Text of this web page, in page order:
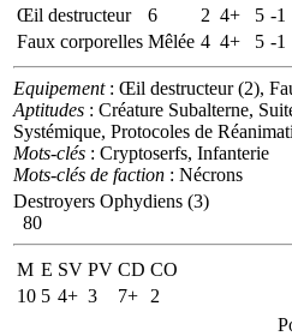
Œil destructeur
6 2 4+ 5 -1
Faux corporelles Mêlée 4 4+ 5 -1
Equipement: Œil destructeur (2),
Aptitudes : Créature Subalterne,
Systémique, Protocoles de
Mots-clés : Cryptoserfs, Infanterie
Mots-clés de faction : Nécrons
Destroyers Ophydiens (3)
80
M E SV PV CD CO
10 5 4+ 3 7+
2